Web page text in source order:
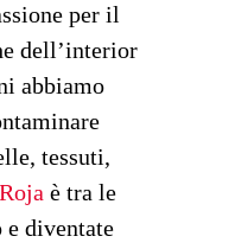
per il
dell’interior
abbiamo
tessuti,
è tra le
e diventate